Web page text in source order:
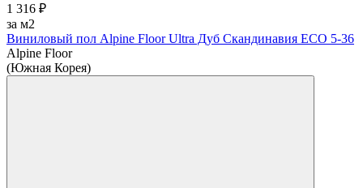
1 316 ₽
за м2
Виниловый пол Alpine Floor Ultra Дуб Скандинавия ЕСО 5-36
Alpine Floor
(Южная Корея)